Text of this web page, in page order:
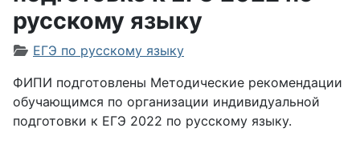
русскому языку
Информация о материале
ЕГЭ по русскому языку
ФИПИ подготовлены Методические рекомендации
обучающимся по организации индивидуальной
подготовки к ЕГЭ 2022 по русскому языку.